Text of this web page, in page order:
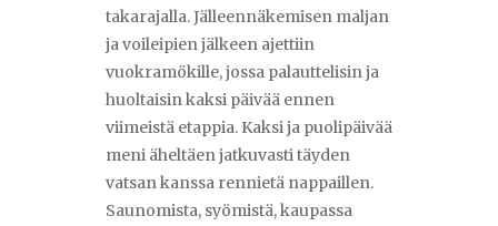
takarajalla. Jälleennäkemisen maljan
ja voileipien jälkeen ajettiin
vuokramökille, jossa palauttelisin ja
huoltaisin kaksi päivää ennen
viimeistä etappia. Kaksi ja puolipäivää
meni äheltäen jatkuvasti täyden
vatsan kanssa rennietä nappaillen.
Saunomista, syömistä, kaupassa